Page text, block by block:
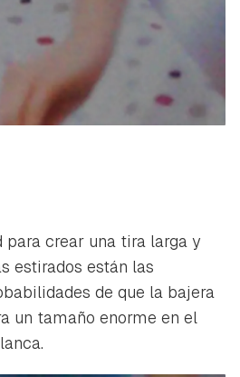
crear una tira larga y
estirados están las
de que la bajera
un tamaño enorme en el